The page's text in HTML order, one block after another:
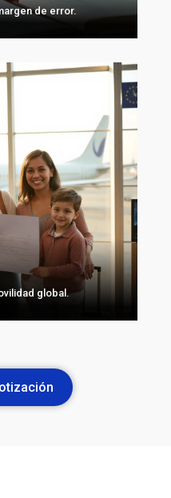
de error.
global.